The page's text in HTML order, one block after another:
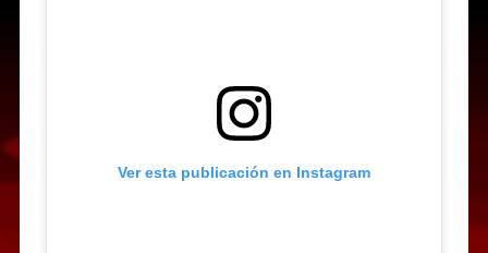
Ver esta publicación en Instagram